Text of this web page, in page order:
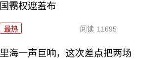
国霸权遮羞布
最热 阅读 11695
里海一声巨响，这次差点把两场